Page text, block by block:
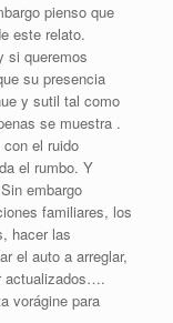
pienso que
este relato.
si queremos
su presencia
y sutil tal como
se muestra .
el ruido
el rumbo. Y
embargo
familiares, los
hacer las
el auto a arreglar,
actualizados….
vorágine para